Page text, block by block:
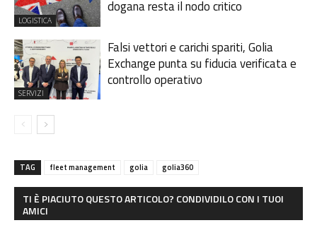
LOGISTICA
dogana resta il nodo critico
SERVIZI
Falsi vettori e carichi spariti, Golia
Exchange punta su fiducia verificata e
controllo operativo
TAG fleet management golia golia360
TI È PIACIUTO QUESTO ARTICOLO? CONDIVIDILO CON I TUOI
AMICI